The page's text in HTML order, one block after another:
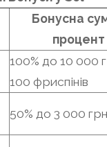
Бонусна
процент
100% до 10 000
100 фриспінів
50% до 3 000